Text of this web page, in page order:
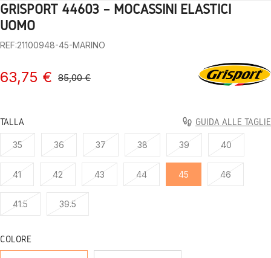
1 2 3 4 5 6 7 8 9 10
GRISPORT 44603 – MOCASSINI ELASTICI
UOMO
REF:21100948-45-MARINO
63,75 € 85,00 €
TALLA GUIDA ALLE TAGLIE
35 36 37 38 39 40
41 42 43 44 45 46
41.5 39.5
COLORE